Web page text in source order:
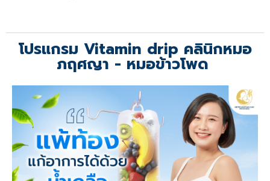
โปรแกรม Vitamin drip คลินิกหมอ
ภฤศญา - หมอข้าวโพด